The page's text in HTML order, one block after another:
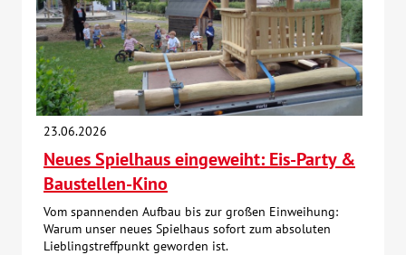
23.06.2026
Neues Spielhaus eingeweiht: Eis-Party &
Baustellen-Kino
Vom spannenden Aufbau bis zur großen Einweihung:
Warum unser neues Spielhaus sofort zum absoluten
Lieblingstreffpunkt geworden ist.